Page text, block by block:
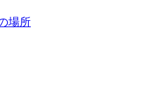
場所